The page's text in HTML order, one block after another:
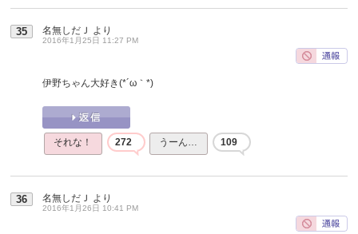
35 名無しだＪ より
2016年1月25日 11:27 PM
伊野ちゃん大好き(*´ω｀*)
それな！ 272 うーん… 109
36 名無しだＪ より
2016年1月26日 10:41 PM